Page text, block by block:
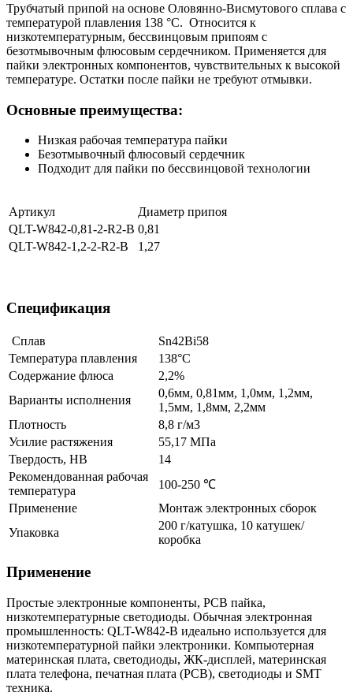
Трубчатый припой на основе Оловянно-Висмутового сплава с
температурой плавления 138 °С. Относится к
низкотемпературным, бессвинцовым припоям с
безотмывочным флюсовым сердечником. Применяется для
пайки электронных компонентов, чувствительных к высокой
температуре. Остатки после пайки не требуют отмывки.
Основные преимущества:
Низкая рабочая температура пайки
Безотмывочный флюсовый сердечник
Подходит для пайки по бессвинцовой технологии
Артикул
Диаметр припоя
QLT-W842-0,81-2-R2-B 0,81
QLT-W842-1,2-2-R2-B
1,27
Спецификация
Сплав
Sn42Bi58
Температура плавления
138°С
Содержание флюса
2,2%
Варианты исполнения
0,6мм, 0,81мм, 1,0мм, 1,2мм,
1,5мм, 1,8мм, 2,2мм
Плотность
8,8 г/м3
Усилие растяжения
55,17 MПa
Твердость, HB
14
Рекомендованная рабочая
температура
100-250 ℃
Применение
Монтаж электронных сборок
Упаковка
200 г/катушка, 10 катушек/
коробка
Применение
Простые электронные компоненты, PCB пайка,
низкотемпературные светодиоды. Обычная электронная
промышленность: QLT-W842-B идеально используется для
низкотемпературной пайки электроники. Компьютерная
материнская плата, светодиоды, ЖК-дисплей, материнская
плата телефона, печатная плата (PCB), светодиоды и SMT
техника.